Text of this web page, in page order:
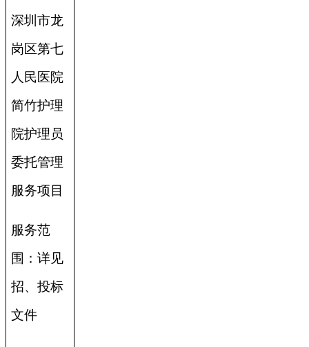
深圳市龙
岗区第七
人民医院
简竹护理
院护理员
委托管理
服务项目
服务范
围：详见
招、投标
文件